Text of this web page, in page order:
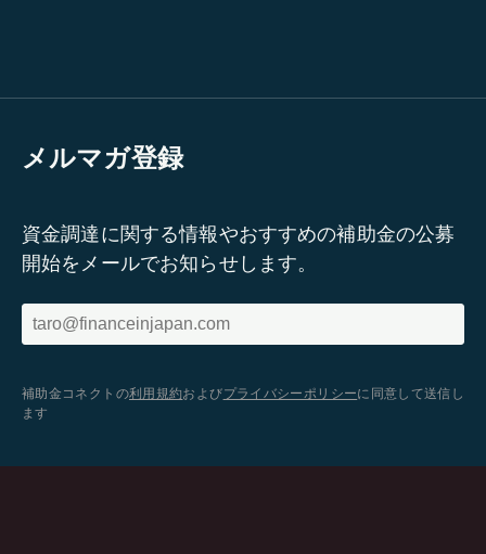
メルマガ登録
資金調達に関する情報やおすすめの補助金の公募
開始をメールでお知らせします。
補助金コネクトの利用規約およびプライバシーポリシーに同意して送信し
ます